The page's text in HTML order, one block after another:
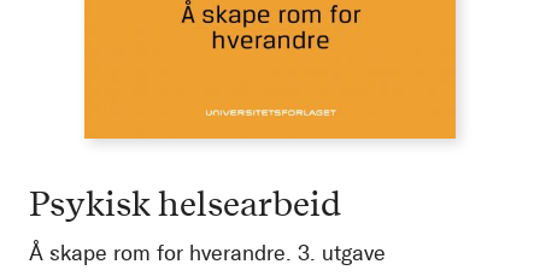
Psykisk helsearbeid
Å skape rom for hverandre. 3. utgave